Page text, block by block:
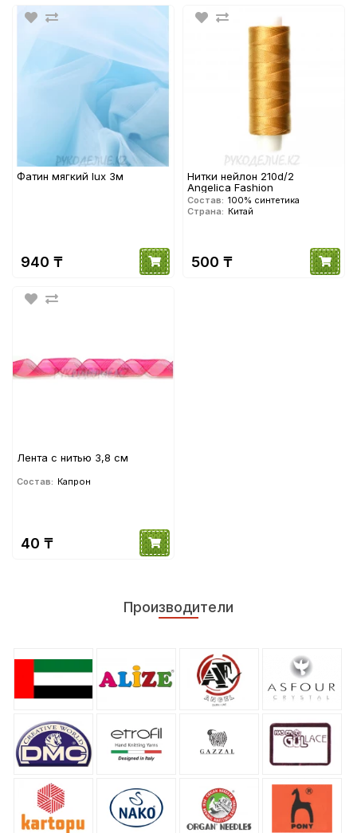
Фатин мягкий lux 3м
940 ₸
Нитки нейлон 210d/2
Angelica Fashion
Состав: 100% синтетика
Страна: Китай
500 ₸
Лента с нитью 3,8 см
Состав: Капрон
40 ₸
Производители